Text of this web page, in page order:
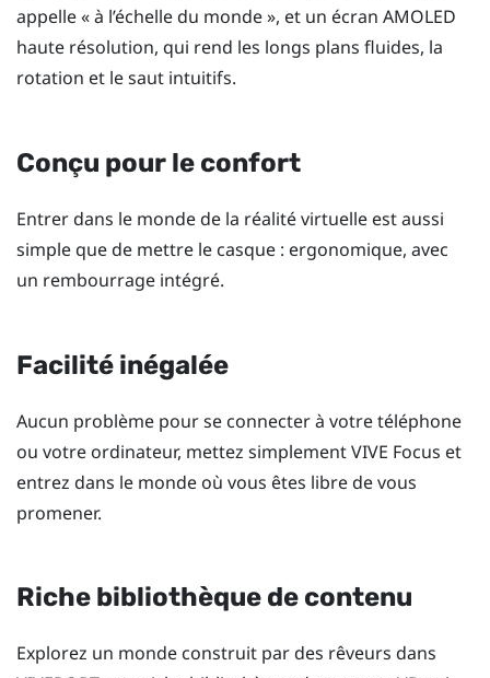
appelle « à l’échelle du monde », et un écran AMOLED
haute résolution, qui rend les longs plans fluides, la
rotation et le saut intuitifs.
Conçu pour le confort
Entrer dans le monde de la réalité virtuelle est aussi
simple que de mettre le casque : ergonomique, avec
un rembourrage intégré.
Facilité inégalée
Aucun problème pour se connecter à votre téléphone
ou votre ordinateur, mettez simplementVIVE Focus et
entrez dans le monde où vous êtes libre de vous
promener.
Riche bibliothèque de contenu
Explorez un monde construit par des rêveurs dans